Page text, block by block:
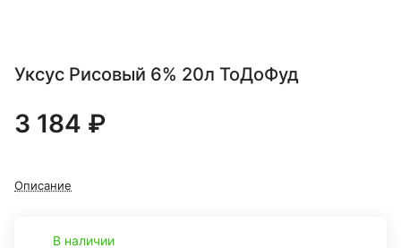
Уксус Рисовый 6% 20л ТоДоФуд
3 184 ₽
Описание
В наличии